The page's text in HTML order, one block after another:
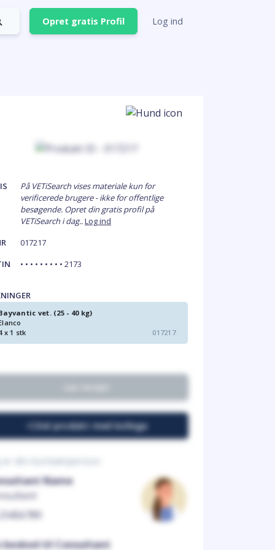
Opret gratis Profil Log ind
På VETiSearch vises materiale kun for
verificerede brugere - ikke for offentlige
besøgende. Opret din gratis profil på
VETiSearch i dag..Log ind
017217
• • • • • • • • • 2173
vet. (25 - 40 kg)
x 1 stk
017217
Del produkt med kollega
er din kontaktperson
Name
besked til Consultant